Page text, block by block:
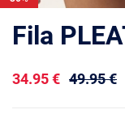
Fila
34.95 € 49.95 €